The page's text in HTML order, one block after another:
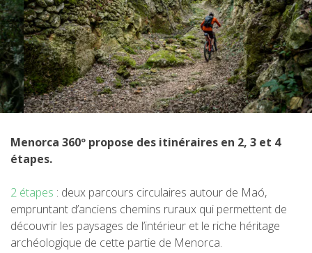
6 ÉTAPES
5 ÉTAPES
4 ÉTAPES
3 ÉTAPES
TRAIL RUNNING
8 ÉTAPES
Menorca 360º propose des itinéraires en 2, 3 et 4
étapes.
2 étapes : deux parcours circulaires autour de Maó,
empruntant d’anciens chemins ruraux qui permettent de
découvrir les paysages de l’intérieur et le riche héritage
archéologique de cette partie de Menorca.